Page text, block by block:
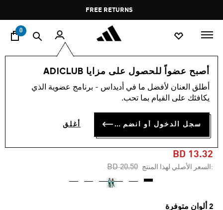
Pause
promotion
rotation
FREE RETURNS
0
أصبح عضواً للحصول على مزايا ADICLUB
أطلق العنان لأفضل ما في أديداس - برنامج عضوية الذي
يكافئك على القيام بما تحب.
سجل الدخول أو انضم الآن أغلق
الأطفال الملابس
-35%
بنطال رياضي للأطفال
ADICOLOR SST
BD 13.32
:السعر الأصلي لهذا المنتج Price reduced from
BD 20.50
to
2 ألوان متوفرة